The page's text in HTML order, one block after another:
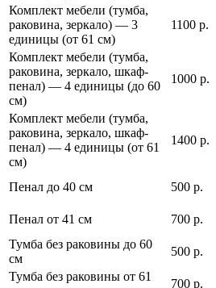
Комплект мебели (тумба,
раковина, зеркало) — 3
единицы (от 61 см)
1100 р.
Комплект мебели (тумба,
раковина, зеркало, шкаф-
пенал) — 4 единицы (до 60
см)
1000 р.
Комплект мебели (тумба,
раковина, зеркало, шкаф-
пенал) — 4 единицы (от 61
см)
1400 р.
Пенал до 40 см 500 р.
Пенал от 41 см
700 р.
Тумба без раковины до 60
см
500 р.
Тумба без раковины от 61
700 р.